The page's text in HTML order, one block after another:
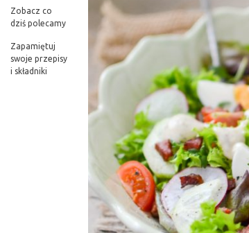
Zobacz co
dziś polecamy
Zapamiętuj
swoje przepisy
i składniki